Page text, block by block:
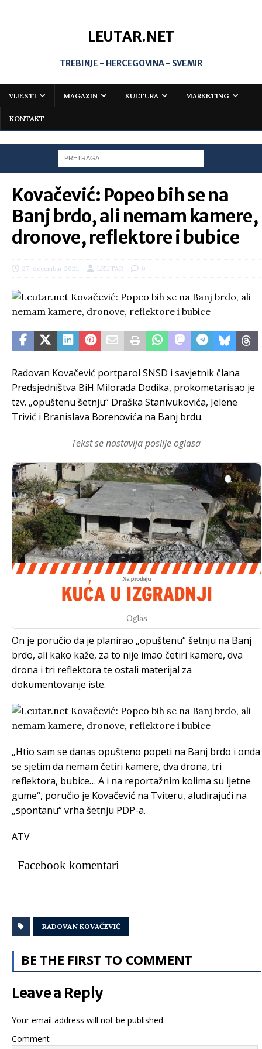
LEUTAR.NET
TREBINJE - HERCEGOVINA - SVEMIR
VIJESTI MAGAZIN KULTURA MARKETING
KONTAKT
Kovačević: Popeo bih se na
Banj brdo, ali nemam kamere,
dronove, reflektore i bubice
27. decembar 2021. LEUTAR 0
Radovan Kovačević portparol SNSD i savjetnik člana
Predsjedništva BiH Milorada Dodika, prokometarisao je
tzv. „opuštenu šetnju“ Draška Stanivukovića, Jelene
Trivić i Branislava Borenovića na Banj brdu.
Tekst se nastavlja poslije oglasa
Oglas
On je poručio da je planirao „opuštenu“ šetnju na Banj
brdo, ali kako kaže, za to nije imao četiri kamere, dva
drona i tri reflektora te ostali materijal za
dokumentovanje iste.
„Htio sam se danas opušteno popeti na Banj brdo i onda
se sjetim da nemam četiri kamere, dva drona, tri
reflektora, bubice… A i na reportažnim kolima su ljetne
gume“, poručio je Kovačević na Tviteru, aludirajući na
„spontanu“ vrha šetnju PDP-a.
ATV
Facebook komentari
RADOVAN KOVAČEVIĆ
BE THE FIRST TO COMMENT
Leave a Reply
Your email address will not be published.
Comment